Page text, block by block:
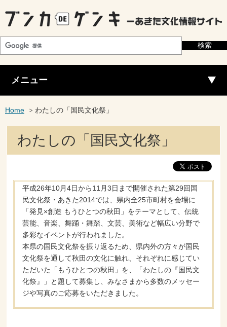
メニュー
Home わたしの「国民文化祭」
わたしの「国民文化祭」
平成26年10月4日から11月3日まで開催された第29回国
民文化祭・あきた2014では、県内全25市町村を会場に
「発見×創造 もうひとつの秋田」をテーマとして、伝統
芸能、音楽、舞踊・舞踏、文芸、美術など幅広い分野で
多彩なイベントが行われました。
本県の国民文化祭を振り返るため、県内外の方々が国民
文化祭を通して秋田の文化に触れ、それぞれに感じてい
ただいた「もうひとつの秋田」を、「わたしの『国民文
化祭』」と題して募集し、みなさまから多数のメッセー
ジや写真のご応募をいただきました。